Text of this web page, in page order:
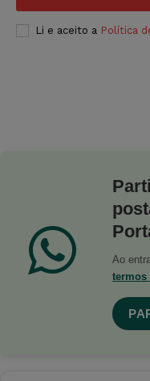
Li e aceito a Política
Ao
termos